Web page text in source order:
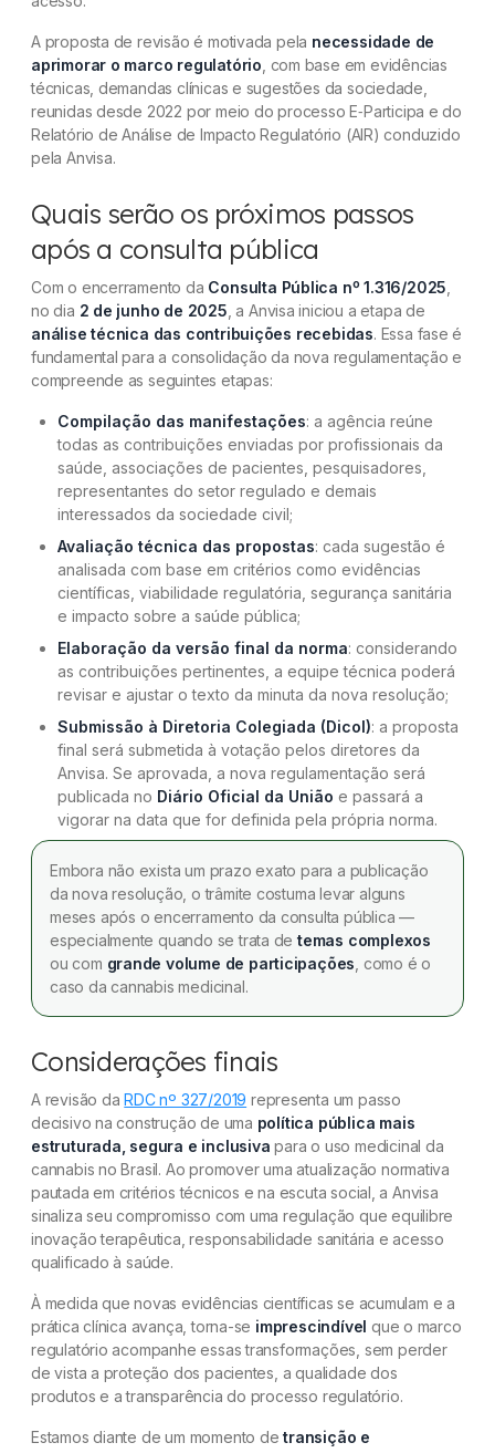
A proposta de revisão é motivada pela necessidade de
aprimorar o marco regulatório , com base em evidências
técnicas, demandas clínicas e sugestões da sociedade,
reunidas desde 2022 por meio do processo E‑Participa e do
Relatório de Análise de Impacto Regulatório (AIR) conduzido
pela Anvisa.
Quais serão os próximos passos
após a consulta pública
Com o encerramento da Consulta Pública nº 1.316/2025
no dia 2 de junho de 2025 , a Anvisa iniciou a etapa de
análise técnica das contribuições recebidas. Essa fase é
fundamental para a consolidação da nova regulamentação e
compreende as seguintes etapas:
Compilação das manifestações: a agência reúne
todas as contribuições enviadas por profissionais da
saúde, associações de pacientes, pesquisadores,
representantes do setor regulado e demais
interessados da sociedade civil;
Avaliação técnica das propostas: cada sugestão é
analisada com base em critérios como evidências
científicas, viabilidade regulatória, segurança sanitária
e impacto sobre a saúde pública;
Elaboração da versão final da norma: considerando
as contribuições pertinentes, a equipe técnica poderá
revisar e ajustar o texto da minuta da nova resolução;
Submissão à Diretoria Colegiada (Dicol): a proposta
final será submetida à votação pelos diretores da
Anvisa. Se aprovada, a nova regulamentação será
publicada no Diário Oficial da União e passará a
vigorar na data que for definida pela própria norma.
Embora não exista um prazo exato para a publicação
da nova resolução, o trâmite costuma levar alguns
meses após o encerramento da consulta pública —
especialmente quando se trata detemas complexos
ou com grande volume de participações , como é o
caso da cannabis medicinal.
Considerações finais
A revisão daRDC nº 327/2019 representa um passo
decisivo na construção de uma política pública mais
estruturada, segura e inclusiva para o uso medicinal da
cannabis no Brasil. Ao promover uma atualização normativa
pautada em critérios técnicos e na escuta social, a Anvisa
sinaliza seu compromisso com uma regulação que equilibre
inovação terapêutica, responsabilidade sanitária e acesso
qualificado à saúde.
À medida que novas evidências científicas se acumulam e a
prática clínica avança, torna-se imprescindível que o marco
regulatório acompanhe essas transformações, sem perder
de vista a proteção dos pacientes, a qualidade dos
produtos e a transparência do processo regulatório.
Estamos diante de um momento detransição e